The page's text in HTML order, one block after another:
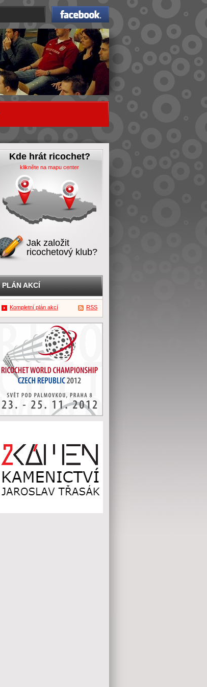
Facebook
Kde hrát ricochet?
klikněte na mapu center
Jak založit
ricochetový klub?
PLÁN AKCÍ
Kompletní plán akcí RSS